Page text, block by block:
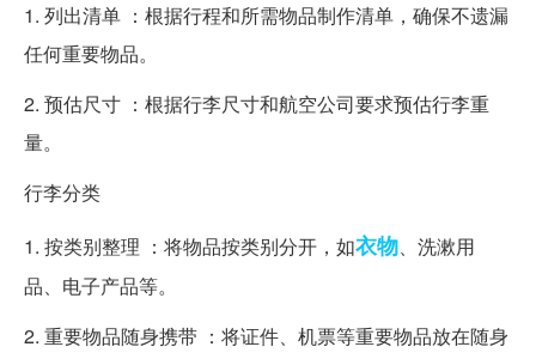
1. 列出清单 ：根据行程和所需物品制作清单，确保不遗漏
任何重要物品。
2. 预估尺寸 ：根据行李尺寸和航空公司要求预估行李重
量。
行李分类
1. 按类别整理 ：将物品按类别分开，如衣物、洗漱用
品、电子产品等。
2. 重要物品随身携带 ：将证件、机票等重要物品放在随身